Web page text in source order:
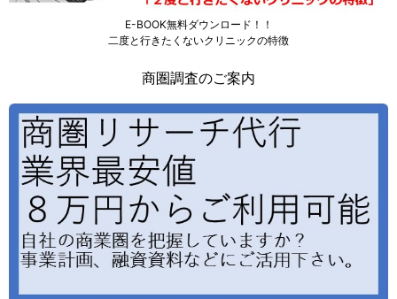
E-BOOK無料ダウンロード！！
二度と行きたくないクリニックの特徴
商圏調査のご案内